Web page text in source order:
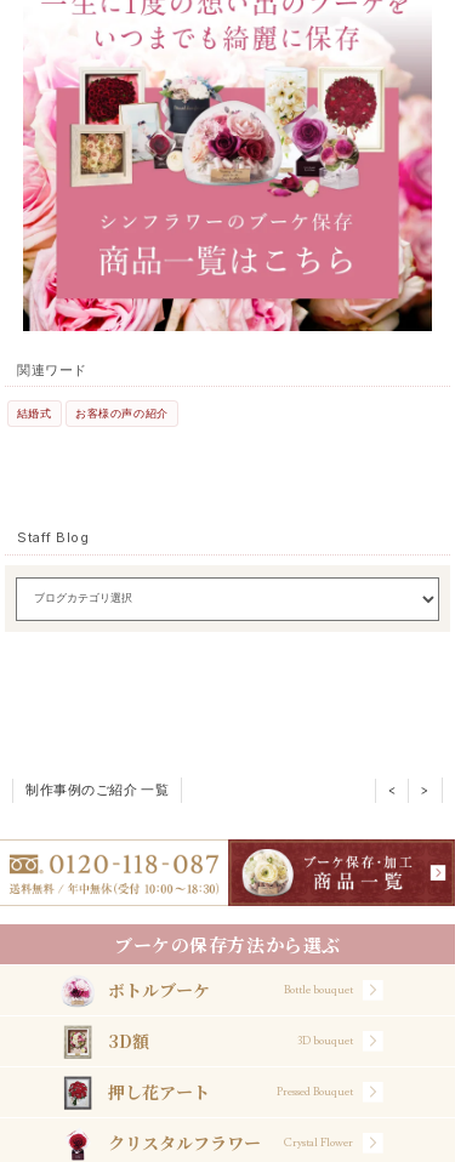
関連ワード
結婚式 お客様の声の紹介
Staff Blog
制作事例のご紹介 一覧 < >
ブーケの保存方法から選ぶ
ボトルブーケ Bottle bouquet
3D額 3D bouquet
押し花アート Pressed Bouquet
クリスタルフラワー Crystal Flower